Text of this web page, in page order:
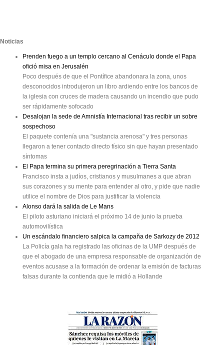
Noticias
Prenden fuego a un templo cercano al Cenáculo donde el Papa
ofició misa en Jerusalén
Poco después de que el Pontífice abandonara la zona, unos
desconocidos introdujeron un libro ardiendo entre los bancos de
la iglesia con cruces de madera causando un incendio que pudo
ser rápidamente sofocado
Desalojan la sede de Amnistía Internacional tras recibir un sobre
sospechoso
El paquete contenía una "sustancia arenosa" y tres personas
llegaron a tener contacto directo físico sin que hayan presentado
síntomas
El Papa termina su primera peregrinación a Tierra Santa
Francisco insta a judíos, cristianos y musulmanes a que abran
sus corazones y su mente para entender al otro, y pide que nadie
utilice el nombre de Dios para justificar la violencia
Alonso dará la salida de Le Mans
El piloto asturiano iniciará el próximo 14 de junio la prueba
automovilística
Un escándalo financiero salpica la campaña de Sarkozy de 2012
La Policía gala ha registrado las oficinas de la UMP después de
que el abogado de una empresa responsable de organización de
eventos acusase a la formación de ordenar la emisión de facturas
falsas durante la contienda que le midió a Hollande